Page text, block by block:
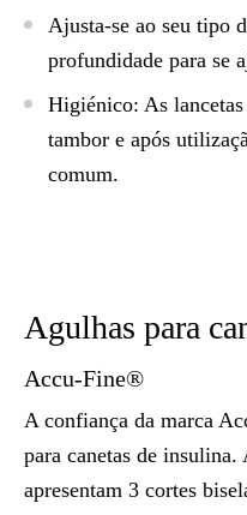
Ajusta-se ao seu tipo
profundidade para se
Higiénico: As lancetas
tambor e após
comum.
Agulhas para
Accu-Fine®
A confiança da marca
para canetas de
apresentam 3 cortes